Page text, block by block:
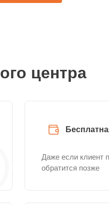
центра
Даже если клиент
обратится позже